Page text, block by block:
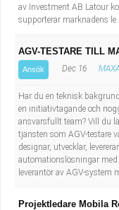
Naturbruk
Pedagogiskt
Sanering och
Socialt arbete
Taxiförare/
sekreterare
Lastbilsförare
Informatör/
av Investment AB Latour
supporterar marknadens
AGV-TESTARE TILL
Ansök Dec 16
Har du en teknisk
en initiativtagande och
ansvarsfullt team? Vill du
tjänsten som AGV-testare
designar, utvecklar,
automationslösningar med
leverantör av AGV-system
Projektledare Mobila